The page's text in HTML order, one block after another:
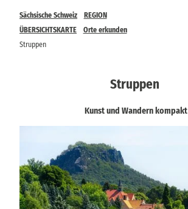
Sächsische Schweiz
REGION
ÜBERSICHTSKARTE
Orte erkunden
Struppen
Struppen
Kunst und Wandern kompakt